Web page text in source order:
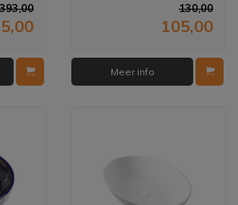
393,00 130,00
105,00
Meer info